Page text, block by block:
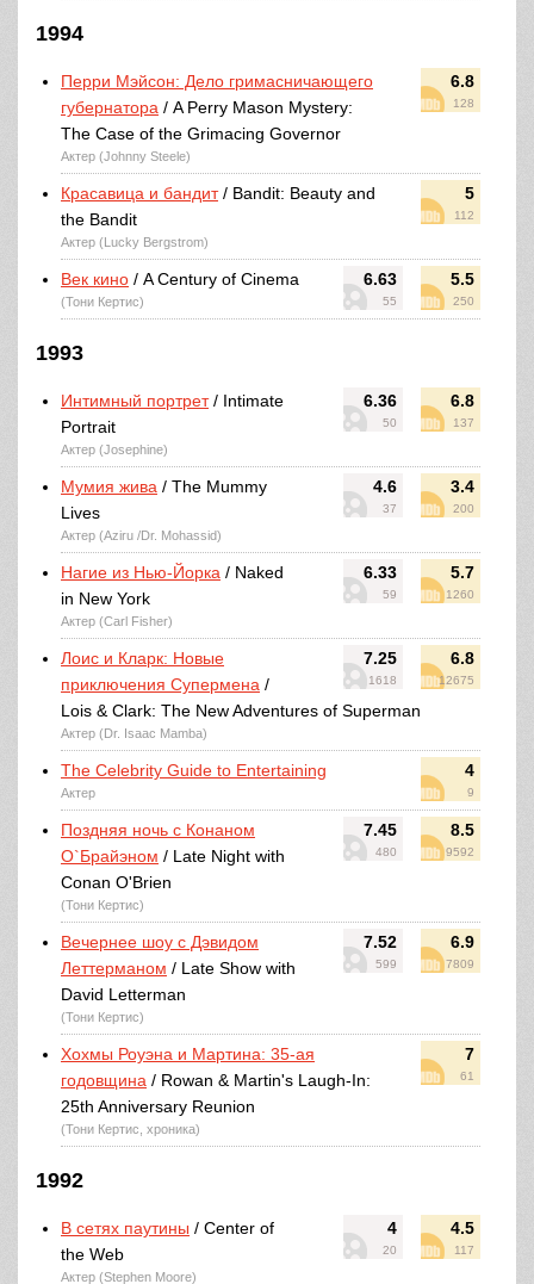
1994
6.8
128
Перри Мэйсон: Дело гримасничающего
губернатора / A Perry Mason Mystery:
The Case of the Grimacing Governor
Актер (Johnny Steele)
5
112
Красавица и бандит/ Bandit: Beauty and
the Bandit
Актер (Lucky Bergstrom)
6.63
55
5.5
250
Век кино / A Century of Cinema
(Тони Кертис)
1993
6.36
50
6.8
137
Интимный портрет/ Intimate
Portrait
Актер (Josephine)
4.6
37
3.4
200
Мумия жива / The Mummy
Lives
Актер (Aziru /Dr. Mohassid)
6.33
59
5.7
1260
Нагие из Нью-Йорка / Naked
in New York
Актер (Carl Fisher)
7.25
1618
6.8
12675
Лоис и Кларк: Новые
приключения Супермена /
Lois & Clark: The New Adventures of Superman
Актер (Dr. Isaac Mamba)
4
9
The Celebrity Guide to Entertaining
Актер
7.45
480
8.5
9592
Поздняя ночь с Конаном
О`Брайэном / Late Night with
Conan O'Brien
(Тони Кертис)
7.52
599
6.9
7809
Вечернее шоу с Дэвидом
Леттерманом / Late Show with
David Letterman
(Тони Кертис)
7
61
Хохмы Роуэна и Мартина: 35-ая
годовщина / Rowan & Martin's Laugh-In:
25th Anniversary Reunion
(Тони Кертис, хроника)
1992
4
20
4.5
117
В сетях паутины / Center of
the Web
Актер (Stephen Moore)